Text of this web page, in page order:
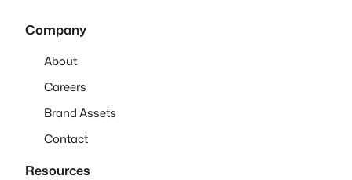
Company
About
Careers
Brand Assets
Contact
Resources